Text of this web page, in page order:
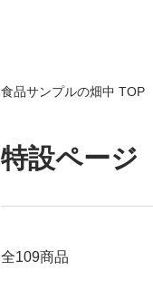
食品サンプルの畑中 TOP
特設ペー
全109商品